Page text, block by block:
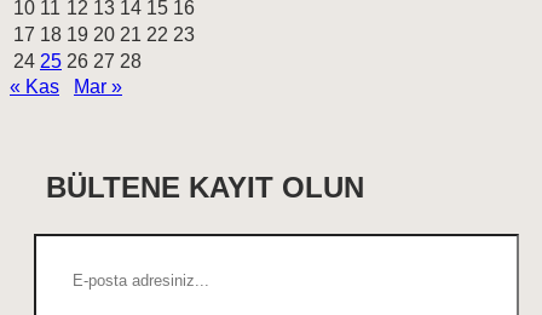
10 11 12 13 14 15 16
17 18 19 20 21 22 23
24 25 26 27 28
« Kas
Mar »
BÜLTENE KAYIT OLUN